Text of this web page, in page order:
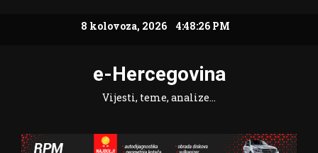
8 kolovoza, 2026 4:48:27 PM
e-Hercegovina
Vijesti, teme, analize…